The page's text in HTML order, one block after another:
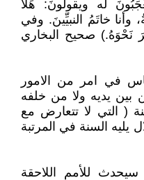
له ويقولونَ: هَلّا
وأنا خاتَمُ النبيِّينَ. وفي
نَحْوَهُ.) صحيح البخاري
في امر من الامور
بين يديه ولا من خلفه
( التي لا تتعارض مع
يليه السنة في المرتبة
للأمم اللاحقة